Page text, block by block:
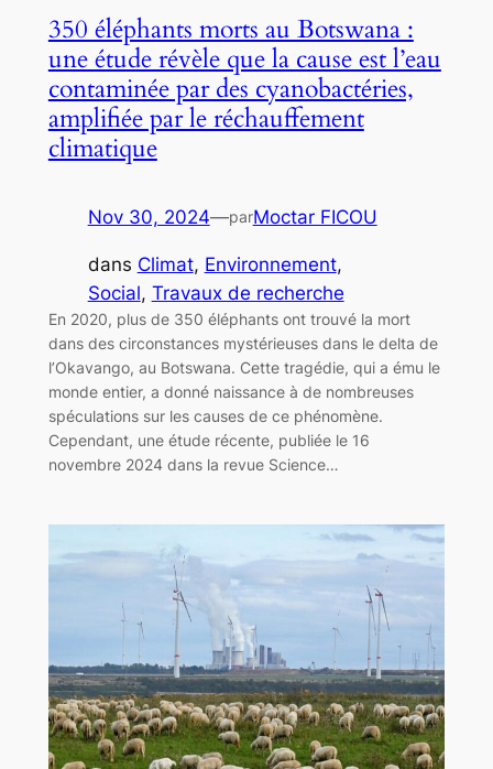
350 éléphants morts au Botswana :
une étude révèle que la cause est l’eau
contaminée par des cyanobactéries,
amplifiée par le réchauffement
climatique
Nov 30, 2024—parMoctar FICOU
dans Climat, Environnement
Social, Travaux de recherche
En 2020, plus de 350 éléphants ont trouvé la mort
dans des circonstances mystérieuses dans le delta de
l’Okavango, au Botswana. Cette tragédie, qui a ému le
monde entier, a donné naissance à de nombreuses
spéculations sur les causes de ce phénomène.
Cependant, une étude récente, publiée le 16
novembre 2024 dans la revue Science…